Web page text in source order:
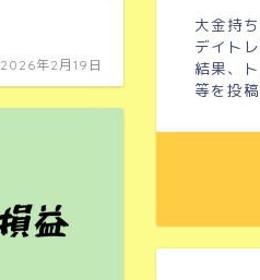
2026年2月19日
大金持
デイト
結果、
等を投